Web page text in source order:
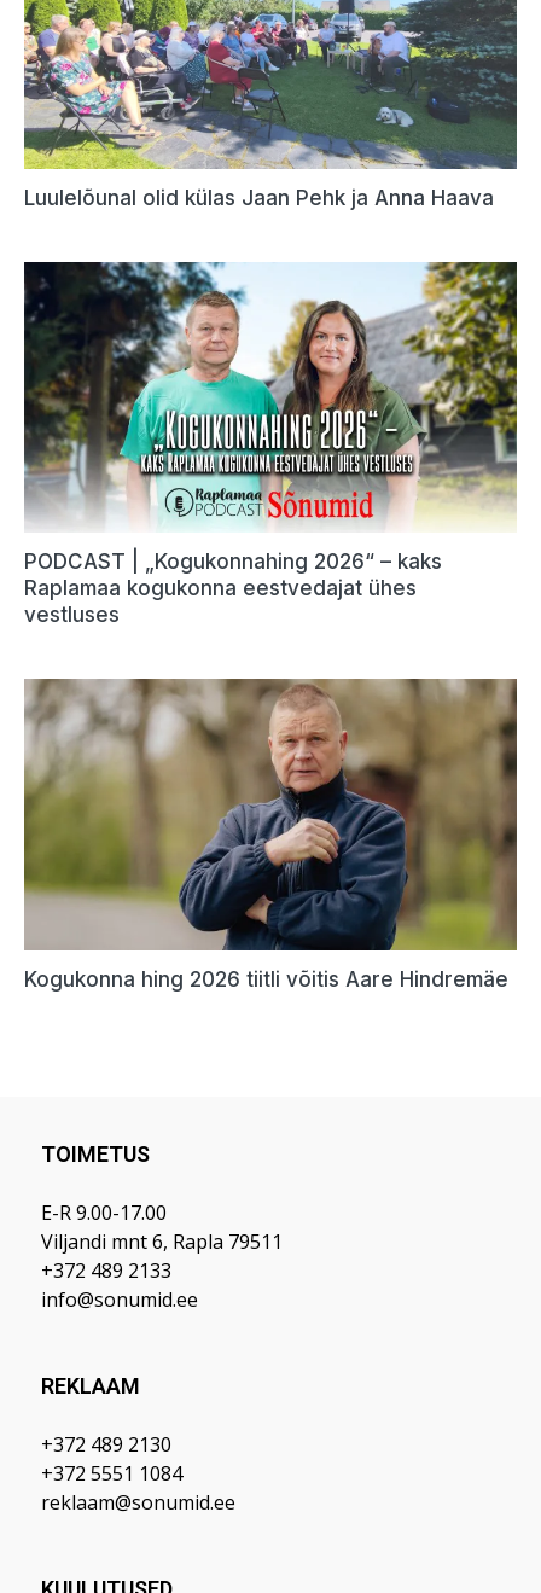
TOIMETUS
E-R 9.00-17.00
Viljandi mnt 6, Rapla 79511
+372 489 2133
info@sonumid.ee
REKLAAM
+372 489 2130
+372 5551 1084
reklaam@sonumid.ee